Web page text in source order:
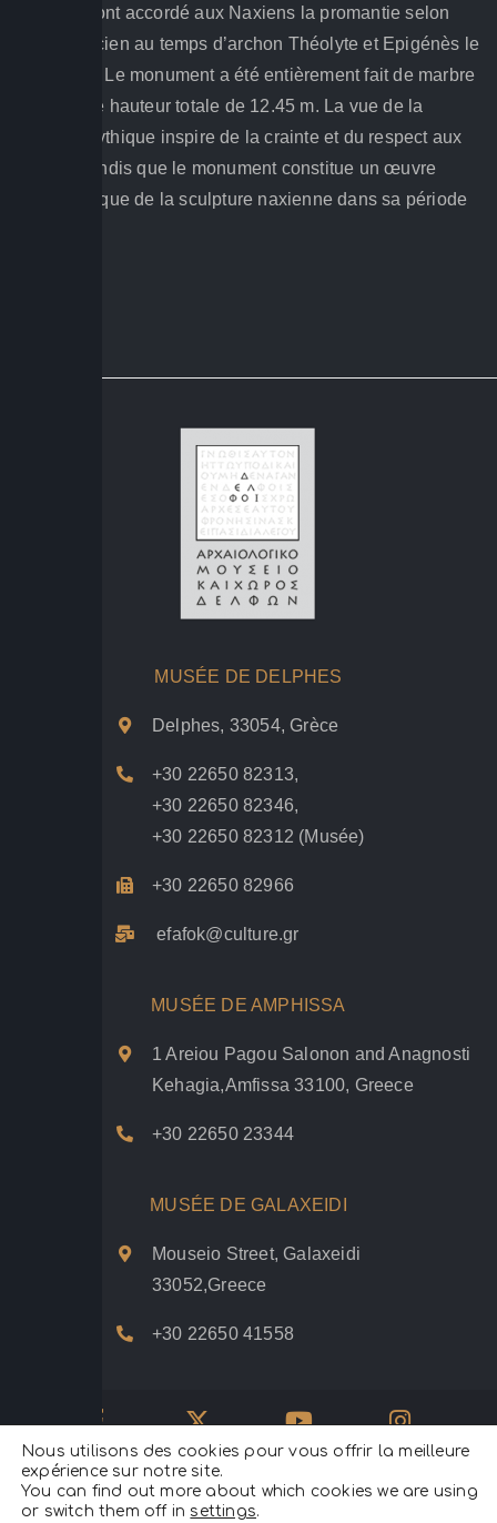
(“Delphes ont accordé aux Naxiens la promantie selon
l’usage ancien au temps d’archon Théolyte et Epigénès le
Bouleute”). Le monument a été entièrement fait de marbre
at avait une hauteur totale de 12.45 m. La vue de la
créature mythique inspire de la crainte et du respect aux
visiteurs tandis que le monument constitue un œuvre
caractéristique de la sculpture naxienne dans sa période
MUSÉE DE DELPHES
Delphes, 33054, Grèce
+30 22650 82313,
+30 22650 82346,
+30 22650 82312 (Musée)
+30 22650 82966
efafok@culture.gr
MUSÉE DE AMPHISSA
1 Areiou Pagou Salonon and Anagnosti
Kehagia,Amfissa 33100, Greece
+30 22650 23344
MUSÉE DE GALAXEIDI
Mouseio Street, Galaxeidi
33052,Greece
+30 22650 41558
Psifiakoí Delfoí © 2020. |Politique de confidentialité| Conditions
d’utilisation|
Tous les droits sont réservés.
Conçu et développé
Nous utilisons des cookies pour vous offrir la meilleure
expérience sur notre site.
You can find out more about which cookies we are using
or switch them off in settings.